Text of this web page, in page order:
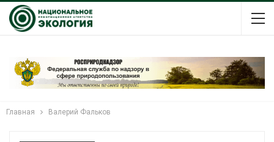
Главная Валерий Фальков